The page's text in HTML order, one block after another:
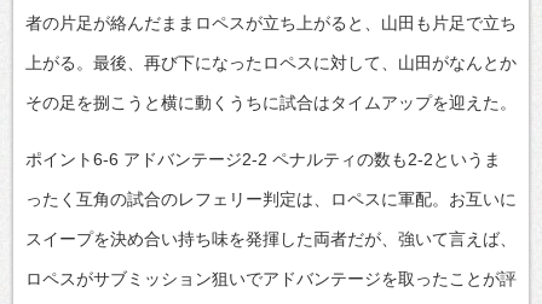
者の片足が絡んだままロペスが立ち上がると、山田も片足で立ち
上がる。最後、再び下になったロペスに対して、山田がなんとか
その足を捌こうと横に動くうちに試合はタイムアップを迎えた。
ポイント6-6 アドバンテージ2-2 ペナルティの数も2-2というま
ったく互角の試合のレフェリー判定は、ロペスに軍配。お互いに
スイープを決め合い持ち味を発揮した両者だが、強いて言えば、
ロペスがサブミッション狙いでアドバンテージを取ったことが評